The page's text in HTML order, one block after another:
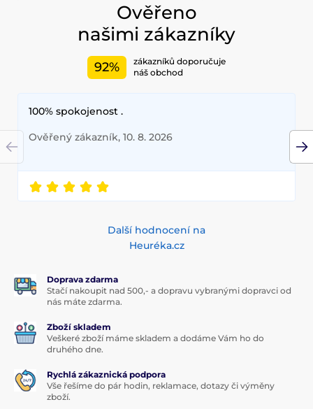
Ověřeno
našimi zákazníky
92%
zákazníků doporučuje
náš obchod
100% spokojenost .
Ověřený zákazník, 10. 8. 2026
Další hodnocení na
Heuréka.cz
Doprava zdarma
Stačí nakoupit nad 500,- a dopravu vybranými dopravci od
nás máte zdarma.
Zboží skladem
Veškeré zboží máme skladem a dodáme Vám ho do
druhého dne.
Rychlá zákaznická podpora
Vše řešíme do pár hodin, reklamace, dotazy či výměny
zboží.